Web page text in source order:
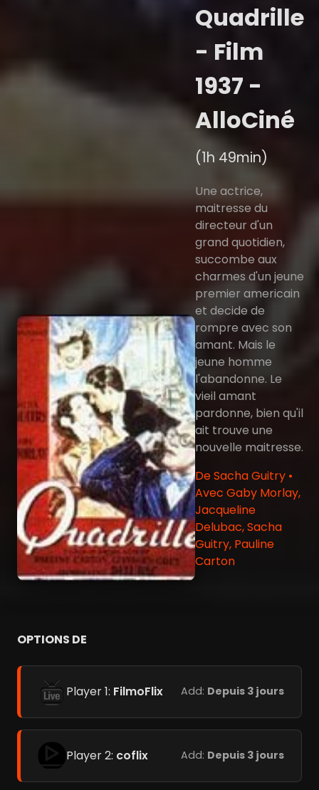
Quadrille
- Film
1937 -
AlloCiné
(1h 49min)
Une actrice,
maitresse du
directeur d'un
grand quotidien,
succombe aux
charmes d'un jeune
premier americain
et decide de
rompre avec son
amant. Mais le
jeune homme
l'abandonne. Le
vieil amant
pardonne, bien qu'il
ait trouve une
nouvelle maitresse.
De Sacha Guitry •
Avec Gaby Morlay,
Jacqueline
Delubac, Sacha
Guitry, Pauline
Carton
OPTIONS DE
Player 1: FilmoFlix Add: Depuis 3 jours
Player 2: coflix Add: Depuis 3 jours